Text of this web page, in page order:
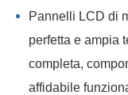
Pannelli LCD di
perfetta e ampia
completa,
affidabile